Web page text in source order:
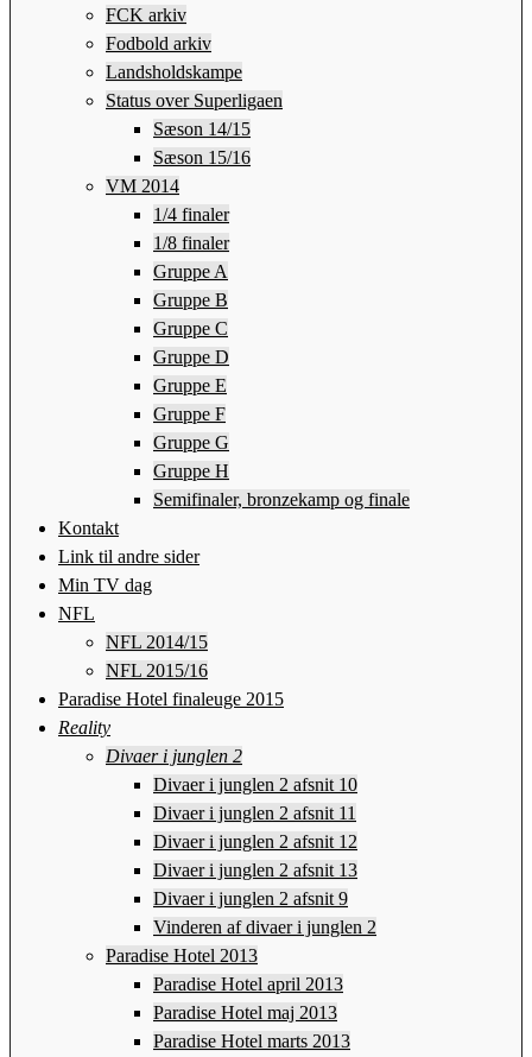
FCK arkiv
Fodbold arkiv
Landsholdskampe
Status over Superligaen
Sæson 14/15
Sæson 15/16
VM 2014
1/4 finaler
1/8 finaler
Gruppe A
Gruppe B
Gruppe C
Gruppe D
Gruppe E
Gruppe F
Gruppe G
Gruppe H
Semifinaler, bronzekamp og finale
Kontakt
Link til andre sider
Min TV dag
NFL
NFL 2014/15
NFL 2015/16
Paradise Hotel finaleuge 2015
Reality
Divaer i junglen 2
Divaer i junglen 2 afsnit 10
Divaer i junglen 2 afsnit 11
Divaer i junglen 2 afsnit 12
Divaer i junglen 2 afsnit 13
Divaer i junglen 2 afsnit 9
Vinderen af divaer i junglen 2
Paradise Hotel 2013
Paradise Hotel april 2013
Paradise Hotel maj 2013
Paradise Hotel marts 2013